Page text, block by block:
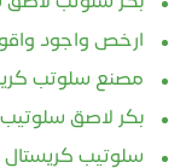
ارخص واجود
مصنع سلوتب
بكر لاصق سلوتيب